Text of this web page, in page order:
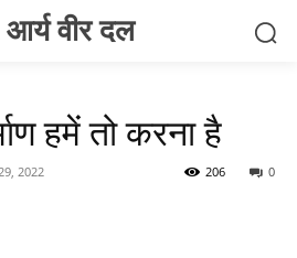
आर्य वीर दल
हमें तो करना है
2022 0
206